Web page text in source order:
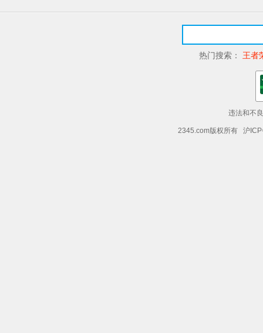
热门搜索： 王者
违法和不
2345.com版权所有 沪